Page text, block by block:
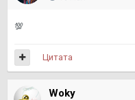
💯
Цитата
Woky